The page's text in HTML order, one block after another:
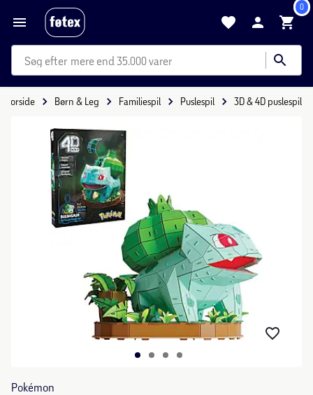
0
mere end 35.000 varer
Forside Børn & Leg Familiespil Puslespil 3D & 4D puslespil
Pokémon